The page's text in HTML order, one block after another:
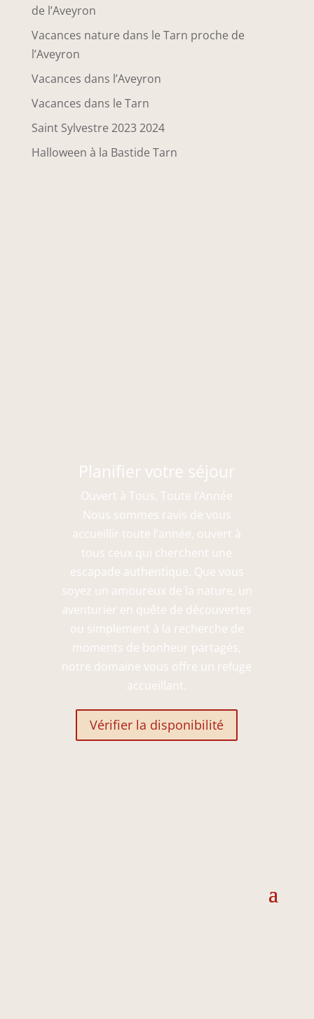
de l’Aveyron
Vacances nature dans le Tarn proche de
l’Aveyron
Vacances dans l’Aveyron
Vacances dans le Tarn
Saint Sylvestre 2023 2024
Halloween à la Bastide Tarn
Planifier votre séjour
Ouvert à Tous, Toute l’Année
Nous sommes ravis de vous
accueillir toute l’année, ouvert à
tous ceux qui cherchent une
escapade authentique. Que vous
soyez un amoureux de la nature, un
aventurier en quête de découvertes
ou simplement à la recherche de
moments de bonheur partagés,
notre domaine vous offre un refuge
accueillant.
Vérifier la disponibilité